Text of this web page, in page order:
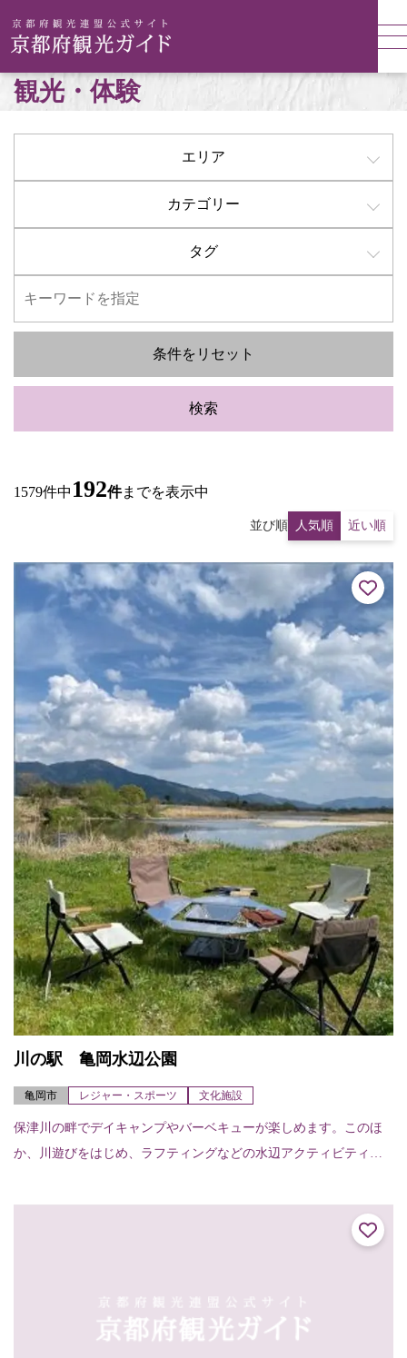
観光・体験
エリア
カテゴリー
タグ
条件をリセット
検索
1579件中 192件までを表示中
並び順 人気順 近い順
川の駅 亀岡水辺公園
亀岡市 レジャー・スポーツ 文化施設
保津川の畔でデイキャンプやバーベキューが楽しめます。このほ
か、川遊びをはじめ、ラフティングなどの水辺アクティビティ
として活用できます。施...